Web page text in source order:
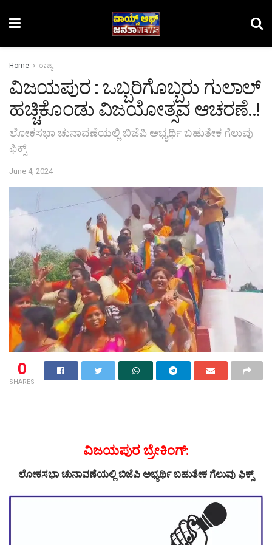
Home ರಾಜ್ಯ
ವಿಜಯಪುರ : ಒಬ್ಬರಿಗೊಬ್ಬರು ಗುಲಾಲ್
ಹಚ್ಚಿಕೊಂಡು ವಿಜಯೋತ್ಸವ ಆಚರಣೆ..!
ಲೋಕಸಭಾ ಚುನಾವಣೆಯಲ್ಲಿ ಬಿಜೆಪಿ ಅಭ್ಯರ್ಥಿ ಬಹುತೇಕ ಗೆಲುವು
ಫಿಕ್ಸ್
June 4, 2024
0
SHARES
ವಿಜಯಪುರ ಬ್ರೇಕಿಂಗ್:
ಲೋಕಸಭಾ ಚುನಾವಣೆಯಲ್ಲಿ ಬಿಜೆಪಿ ಅಭ್ಯರ್ಥಿ ಬಹುತೇಕ ಗೆಲುವು ಫಿಕ್ಸ್